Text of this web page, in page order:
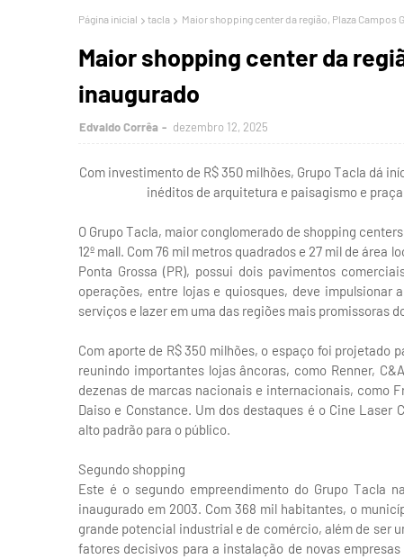
Página inicial tacla Maior shopping center da região, Plaza Campos
Maior shopping center da
inaugurado
Edvaldo Corrêa dezembro 12, 2025
Com investimento de R$ 350 milhões, Grupo Tacla dá
inéditos de arquitetura e paisagismo e
O Grupo Tacla, maior conglomerado de shopping
12º mall. Com 76 mil metros quadrados e 27 mil de área
Ponta Grossa (PR), possui dois pavimentos
operações, entre lojas e quiosques, deve impulsionar
serviços e lazer em uma das regiões mais promissoras
Com aporte de R$ 350 milhões, o espaço foi projetado
reunindo importantes lojas âncoras, como Renner,
dezenas de marcas nacionais e internacionais, como
Daiso e Constance. Um dos destaques é o Cine
alto padrão para o público.
Segundo shopping
Este é o segundo empreendimento do Grupo Tacla
inaugurado em 2003. Com 368 mil habitantes, o
grande potencial industrial e de comércio, além de ser
fatores decisivos para a instalação de novas